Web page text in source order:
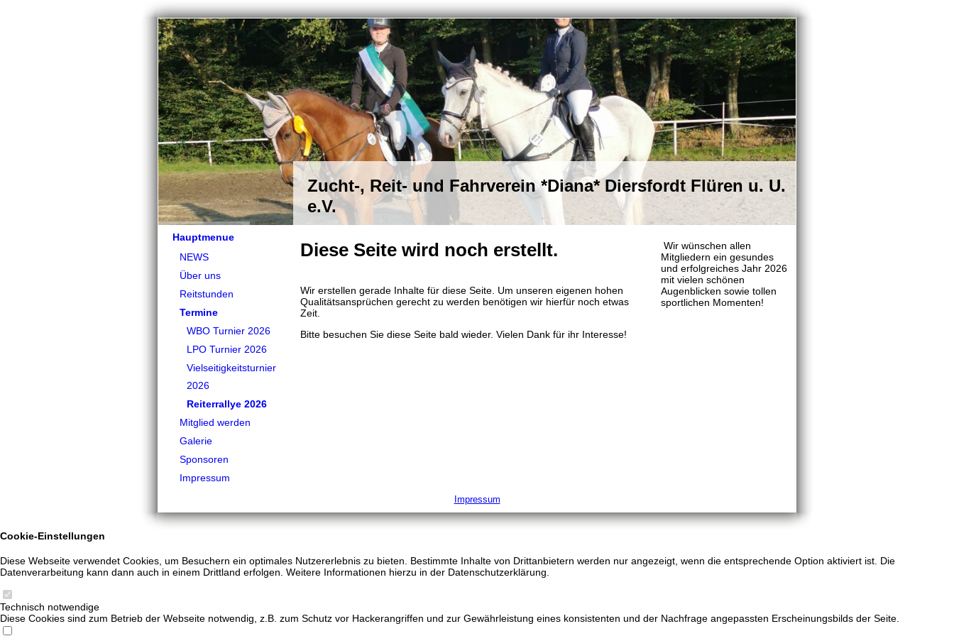
Zucht-, Reit- und Fahrverein *Diana* Diersfordt Flüren u. U.
e.V.
Hauptmenue
NEWS
Über uns
Reitstunden
Termine
WBO Turnier 2026
LPO Turnier 2026
Vielseitigkeitsturnier
2026
Reiterrallye 2026
Mitglied werden
Galerie
Sponsoren
Impressum
Diese Seite wird noch erstellt.
Wir erstellen gerade Inhalte für diese Seite. Um unseren eigenen hohen
Qualitätsansprüchen gerecht zu werden benötigen wir hierfür noch etwas
Zeit.
Bitte besuchen Sie diese Seite bald wieder. Vielen Dank für ihr Interesse!
Wir wünschen allen
Mitgliedern ein gesundes
und erfolgreiches Jahr 2026
mit vielen schönen
Augenblicken sowie tollen
sportlichen Momenten!
Impressum
Cookie-Einstellungen
Diese Webseite verwendet Cookies, um Besuchern ein optimales Nutzererlebnis zu bieten. Bestimmte Inhalte von Drittanbietern werden nur angezeigt, wenn die entsprechende Option aktiviert ist. Die
Datenverarbeitung kann dann auch in einem Drittland erfolgen. Weitere Informationen hierzu in der Datenschutzerklärung.
Technisch notwendige
Diese Cookies sind zum Betrieb der Webseite notwendig, z.B. zum Schutz vor Hackerangriffen und zur Gewährleistung eines konsistenten und der Nachfrage angepassten Erscheinungsbilds der Seite.